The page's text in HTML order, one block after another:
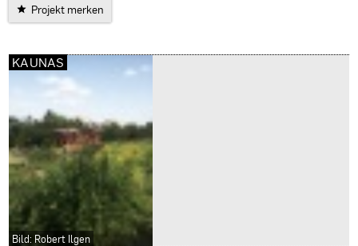
Projekt merken
KAUNAS
Bild: Robert Ilgen